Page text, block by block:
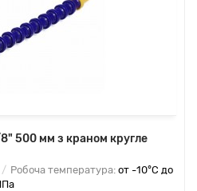
500 мм з краном кругле
Робоча температура: от -10°C до